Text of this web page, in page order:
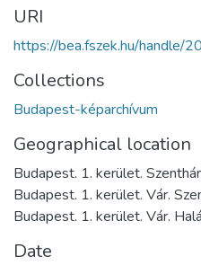
URI
https://bea.fszek.hu/handle/
Collections
Budapest-képarchívum
Geographical location
Budapest. 1. kerület.
Budapest. 1. kerület. Vár.
Budapest. 1. kerület. Vár.
Date